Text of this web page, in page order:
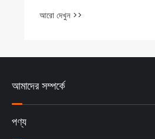
আরো দেখুন >>
আমাদের সম্পর্কে
পণ্য